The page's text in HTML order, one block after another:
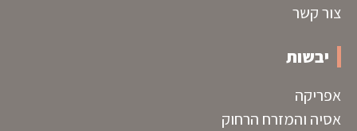
צור קשר
יבשות
אפריקה
אסיה והמזרח הרחוק